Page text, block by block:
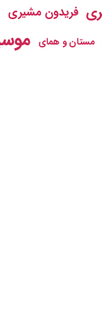
فریدون مشیری
مستان و همای